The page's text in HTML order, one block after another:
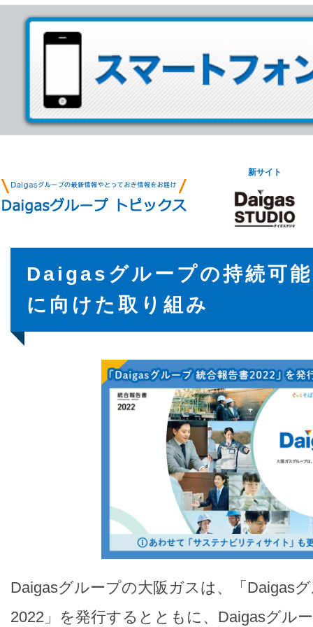
新サイト
Daigasグループの持続可
に向けた取り組み
Daigasグループの大阪ガスは、「Daigas
2022」を発行するとともに、Daigasグル